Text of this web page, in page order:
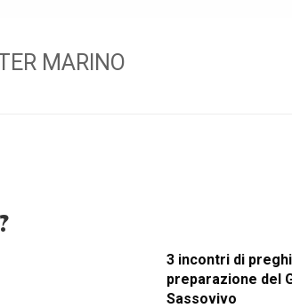
MARINO
3 incontri di
preparazione del
Sassovivo